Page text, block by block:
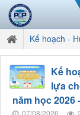
Kế hoạch -
Kế
lựa
năm học 2026
07/08/2026